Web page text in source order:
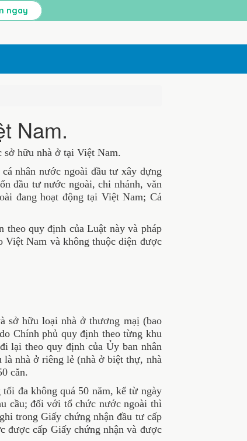
Nam.
sở hữu nhà ở tại Việt Nam.
nhân nước ngoài đầu tư xây dựng
đầu tư nước ngoài, chi nhánh, văn
đang hoạt động tại Việt Nam; Cá
theo quy định của Luật này và pháp
Việt Nam và không thuộc diện được
sở hữu loại nhà ở thương mạị (bao
Chính phủ quy định theo từng khu
lại theo quy định của Ủy ban nhân
nhà ở riêng lẻ (nhà ở biệt thự, nhà
căn.
đa không quá 50 năm, kể từ ngày
cầu; đối với tổ chức nước ngoài thì
trong Giấy chứng nhận đầu tư cấp
được cấp Giấy chứng nhận và được
ngay